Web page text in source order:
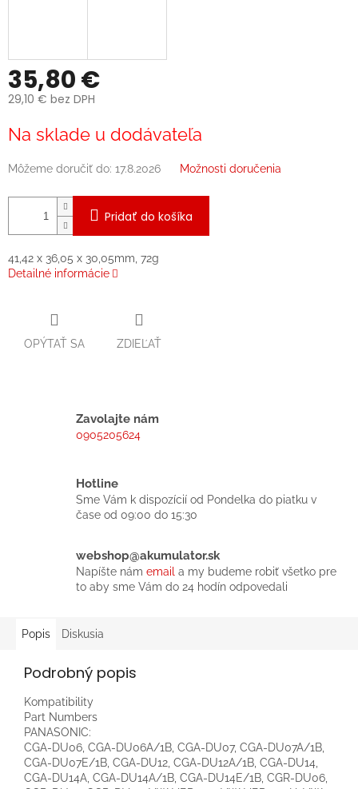
35,80 €
29,10 € bez DPH
cena:
Na sklade u dodávateľa
Môžeme doručiť do: 17.8.2026 Možnosti doručenia
Pridať do košíka
41,42 x 36,05 x 30,05mm, 72g
Detailné informácie
OPÝTAŤ SA ZDIEĽAŤ
Zavolajte nám
0905205624
Hotline
Sme Vám k dispozícií od Pondelka do piatku v
čase od 09:00 do 15:30
webshop@akumulator.sk
Napíšte nám email a my budeme robiť všetko pre
to aby sme Vám do 24 hodín odpovedali
Popis Diskusia
Podrobný popis
Kompatibility
Part Numbers
PANASONIC:
CGA-DU06, CGA-DU06A/1B, CGA-DU07, CGA-DU07A/1B,
CGA-DU07E/1B, CGA-DU12, CGA-DU12A/1B, CGA-DU14,
CGA-DU14A, CGA-DU14A/1B, CGA-DU14E/1B, CGR-DU06,